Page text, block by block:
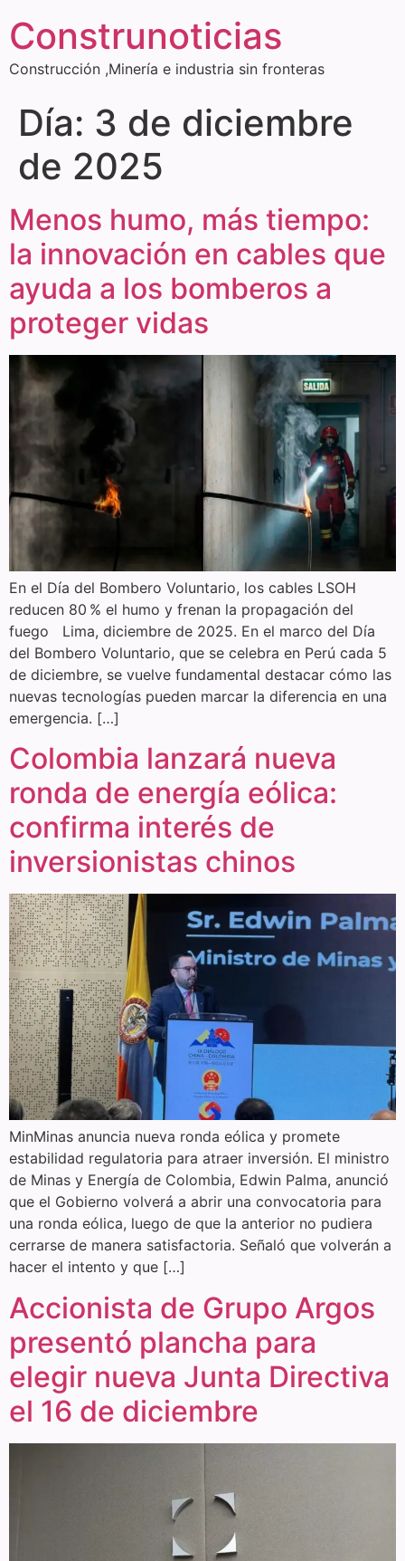
Construnoticias
Construcción ,Minería e industria sin fronteras
Día: 3 de diciembre
de 2025
Menos humo, más tiempo:
la innovación en cables que
ayuda a los bomberos a
proteger vidas
En el Día del Bombero Voluntario, los cables LSOH
reducen 80 % el humo y frenan la propagación del
fuego Lima, diciembre de 2025. En el marco del Día
del Bombero Voluntario, que se celebra en Perú cada 5
de diciembre, se vuelve fundamental destacar cómo las
nuevas tecnologías pueden marcar la diferencia en una
emergencia. […]
Colombia lanzará nueva
ronda de energía eólica:
confirma interés de
inversionistas chinos
MinMinas anuncia nueva ronda eólica y promete
estabilidad regulatoria para atraer inversión. El ministro
de Minas y Energía de Colombia, Edwin Palma, anunció
que el Gobierno volverá a abrir una convocatoria para
una ronda eólica, luego de que la anterior no pudiera
cerrarse de manera satisfactoria. Señaló que volverán a
hacer el intento y que […]
Accionista de Grupo Argos
presentó plancha para
elegir nueva Junta Directiva
el 16 de diciembre